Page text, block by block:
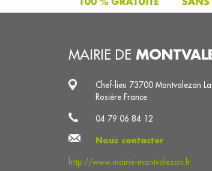
MAIRIE DE
Chef-lieu 73700 Montvalezan La
Rosière France
04 79 06 84 12
Nous contacter
http://www.mairie-montvalezan.fr